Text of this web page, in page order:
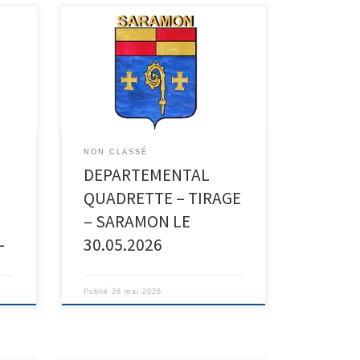
NON CLASSÉ
DEPARTEMENTAL
QUADRETTE – TIRAGE
– SARAMON LE
30.05.2026
Publié 26 mai 2026